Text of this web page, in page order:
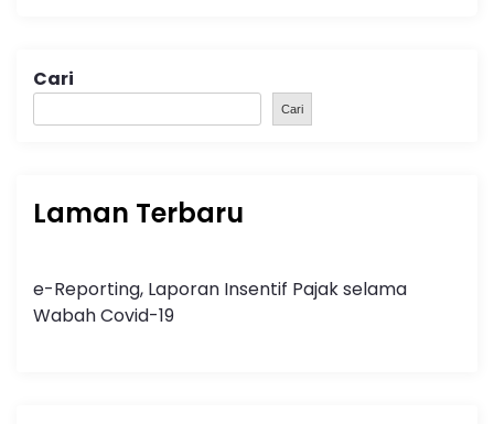
Cari
Cari
Laman Terbaru
e-Reporting, Laporan Insentif Pajak selama
Wabah Covid-19